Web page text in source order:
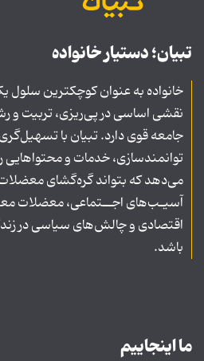
تبیان؛ دستیار خانواده
خانواده به عنوان کوچکترین سلول
نقشی اساسی در پی‌ریزی، تربیت و
جامعه قوی دارد. تبیان با
توانمندسازی، خدمات و محتواهایی را
می‌دهد که بتواند گره‌گشای
آسیـب‌های اجــتماعی، معضلات
اقتصادی و چالش‌های سیاسی در
باشد.
ما اینجاییم